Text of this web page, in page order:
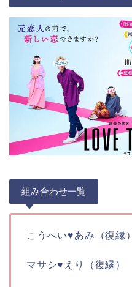
組み合わせ一覧
こうへい♥あみ（復縁）
マサシ♥えり（復縁）